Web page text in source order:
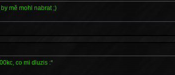
mě mohl nabrat ;)
co mi dluzis :*